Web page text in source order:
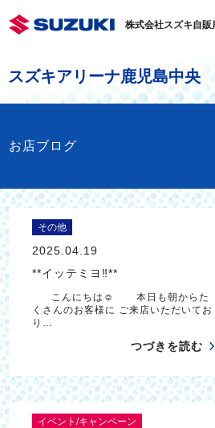
株式会社スズキ自販
スズキアリーナ鹿児島中央
お店ブログ
その他
2025.04.19
**イッテミヨ‼**
こんにちは☺ 本日も朝からた
くさんのお客様に ご来店いただいてお
り…
つづきを読む
イベント/キャンペーン